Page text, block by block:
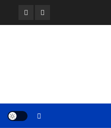
YouTubeWhatsapp